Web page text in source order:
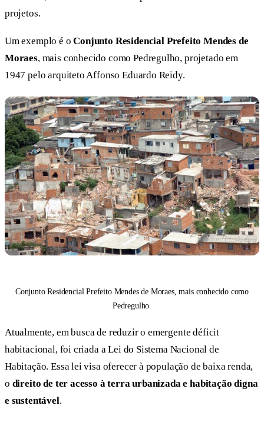
projetos.
Um exemplo é oConjunto Residencial Prefeito Mendes de
Moraes, mais conhecido como Pedregulho, projetado em
1947 pelo arquiteto Affonso Eduardo Reidy.
Conjunto Residencial Prefeito Mendes de Moraes, mais conhecido como
Pedregulho.
Atualmente, em busca de reduzir o emergente déficit
habitacional, foi criada a Lei do Sistema Nacional de
Habitação. Essa lei visa oferecer à população de baixa renda,
o direito de ter acesso à terra urbanizada e habitação digna
e sustentável.